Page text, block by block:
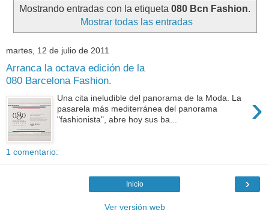
Mostrando entradas con la etiqueta 080 Bcn Fashion.
Mostrar todas las entradas
martes, 12 de julio de 2011
Arranca la octava edición de la
080 Barcelona Fashion.
›
Una cita ineludible del panorama de la Moda. La
pasarela más mediterránea del panorama
"fashionista", abre hoy sus ba...
1 comentario:
›
Inicio
Ver versión web